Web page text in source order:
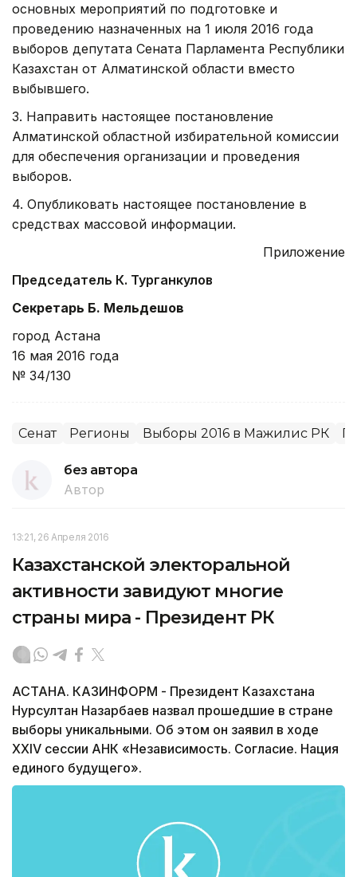
основных мероприятий по подготовке и
проведению назначенных на 1 июля 2016 года
выборов депутата Сената Парламента Республики
Казахстан от Алматинской области вместо
выбывшего.
3. Направить настоящее постановление
Алматинской областной избирательной комиссии
для обеспечения организации и проведения
выборов.
4. Опубликовать настоящее постановление в
средствах массовой информации.
Приложение
Председатель К. Турганкулов
Секретарь Б. Мельдешов
город Астана
16 мая 2016 года
№ 34/130
Сенат Регионы Выборы 2016 в Мажилис РК
без автора
Автор
13:21, 26 Апреля 2016
Казахстанской электоральной
активности завидуют многие
страны мира - Президент РК
АСТАНА. КАЗИНФОРМ - Президент Казахстана
Нурсултан Назарбаев назвал прошедшие в стране
выборы уникальными. Об этом он заявил в ходе
XXIV сессии АНК «Независимость. Согласие. Нация
единого будущего».